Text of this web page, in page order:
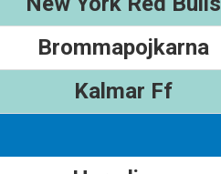
Brommapojkarna
Kalmar Ff